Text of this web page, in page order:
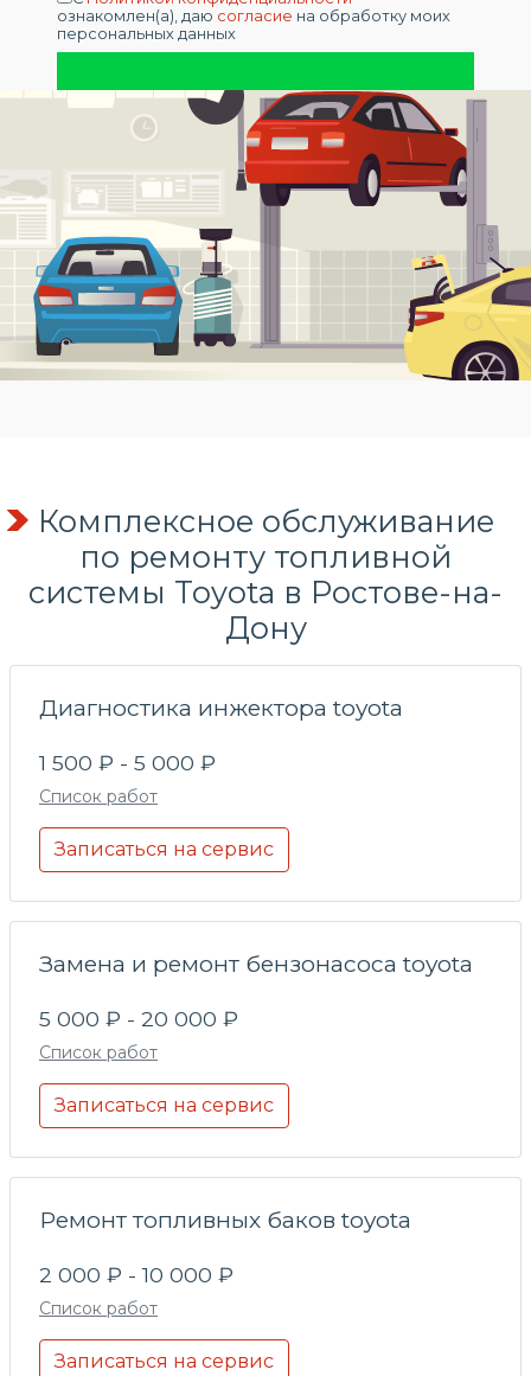
ознакомлен(а), даю согласие на обработку моих
персональных данных
Комплексное обслуживание
по ремонту топливной
системы Toyota в Ростове-на-
Дону
Диагностика инжектора toyota
1 500 ₽ - 5 000 ₽
Список работ
Записаться на сервис
Замена и ремонт бензонасоса toyota
5 000 ₽ - 20 000 ₽
Список работ
Записаться на сервис
Ремонт топливных баков toyota
2 000 ₽ - 10 000 ₽
Список работ
Записаться на сервис